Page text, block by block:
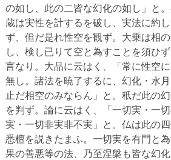
の如し、此の二皆な幻化の如し」と
蔵は実性を計するを破し、実法に約
ず、但だ是れ性空を観ず。大乗は相
し、検し已りて空と為すことを須ひ
言なり。大品に云はく、「常に性空
無し。諸法を暁了するに、幻化・水
止だ相空のみならん」と。秖だ此の
を判ず。論に云はく、「一切実・一
実・一切非実非不実」と。仏は此の
悉檀を説きたまふ。一切実を有門と
果の善悪等の法、乃至涅槃も皆な幻